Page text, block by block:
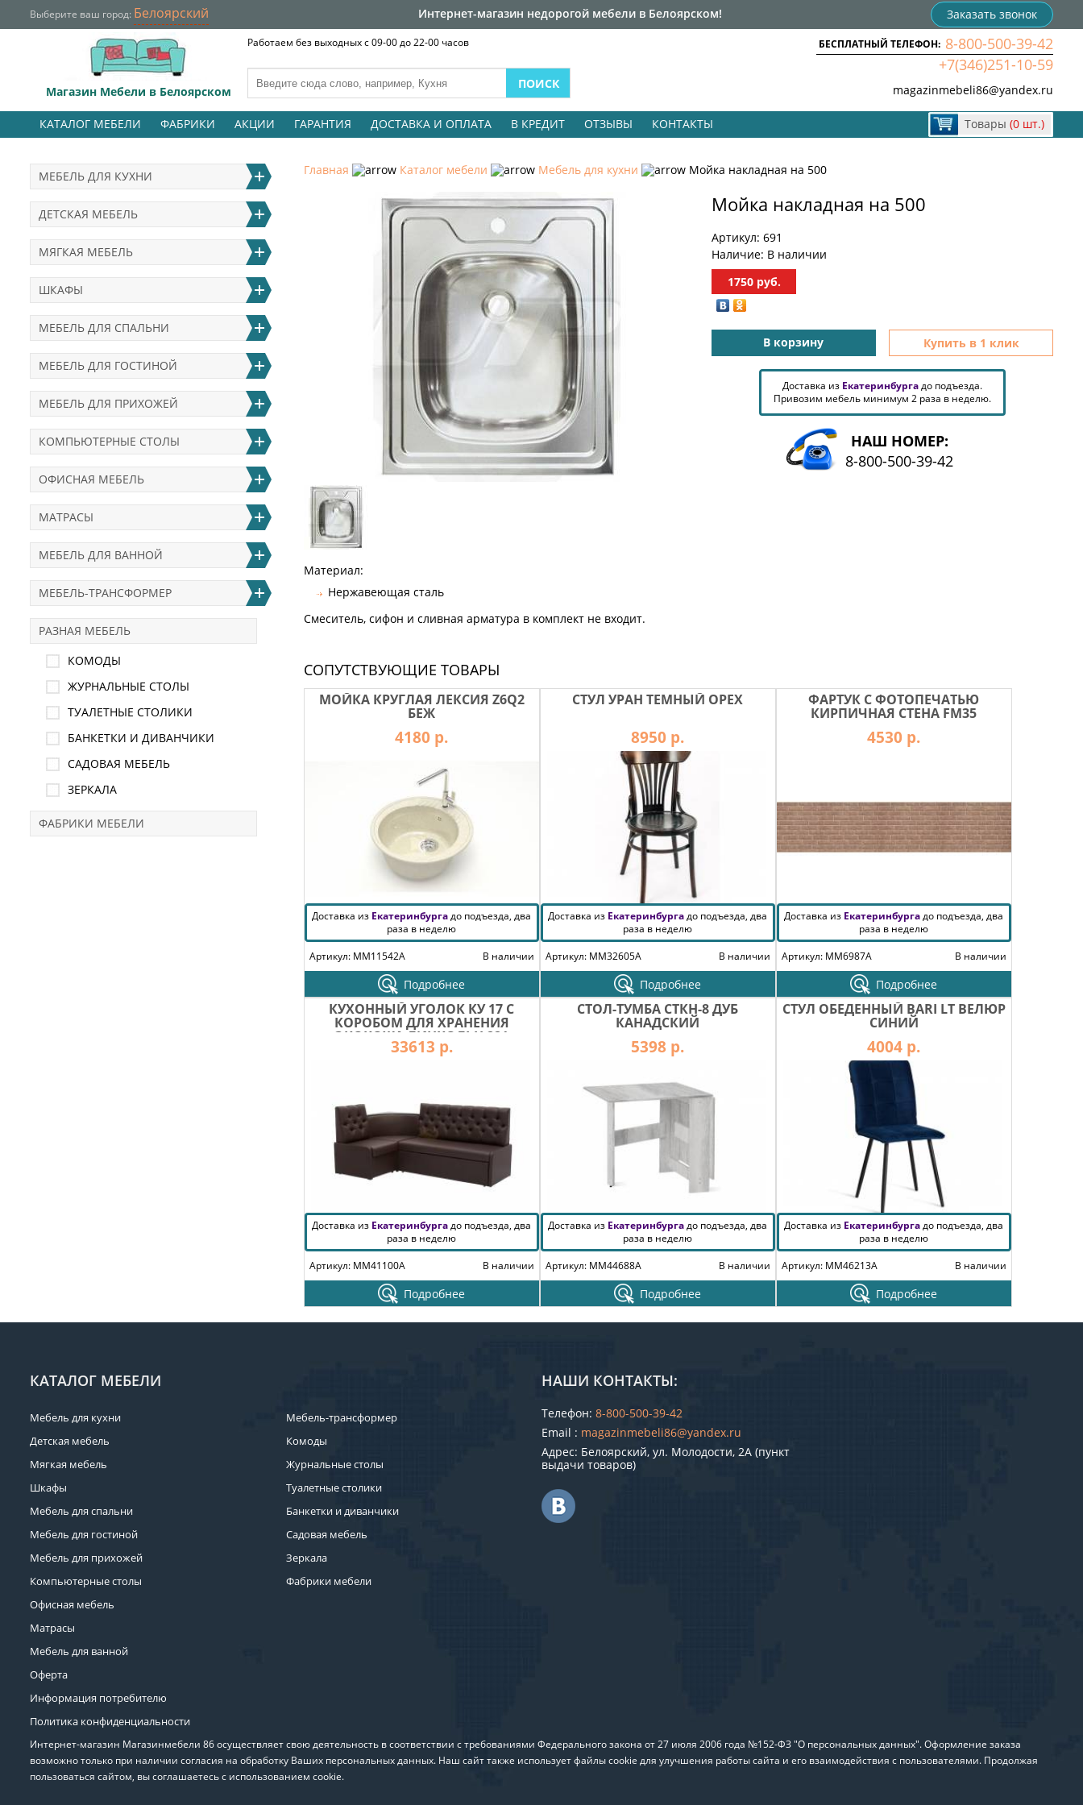
Выберите ваш город: Белоярский Интернет-магазин недорогой мебели в Белоярском! Заказать звонок
Магазин Мебели в Белоярском
БЕСПЛАТНЫЙ ТЕЛЕФОН: 8-800-500-39-42
+7(346)251-10-59
magazinmebeli86@yandex.ru
Работаем без выходных с 09-00 до 22-00 часов
КАТАЛОГ МЕБЕЛИ ФАБРИКИ АКЦИИ ГАРАНТИЯ ДОСТАВКА И ОПЛАТА В КРЕДИТ ОТЗЫВЫ КОНТАКТЫ Товары (0 шт.)
Главная Каталог мебели Мебель для кухни Мойка накладная на 500
Мойка накладная на 500
Артикул: 691
Наличие: В наличии
1750руб.
В корзину Купить в 1 клик
Доставка из Екатеринбургадо подъезда.
Привозим мебель минимум 2 раза в неделю.
НАШ НОМЕР:
8-800-500-39-42
Материал:
Нержавеющая сталь
Смеситель, сифон и сливная арматура в комплект не входит.
СОПУТСТВУЮЩИЕ ТОВАРЫ
МОЙКА КРУГЛАЯ ЛЕКСИЯ Z6Q2
БЕЖ
4180 р.
Доставка из Екатеринбургадо подъезда, два
раза в неделю
Артикул: MM11542A
В наличии
Подробнее
СТУЛ УРАН ТЕМНЫЙ ОРЕХ
8950 р.
Доставка из Екатеринбургадо подъезда, два
раза в неделю
Артикул: MM32605A
В наличии
Подробнее
ФАРТУК С ФОТОПЕЧАТЬЮ
КИРПИЧНАЯ СТЕНА FM35
4530 р.
Доставка из Екатеринбургадо подъезда, два
раза в неделю
Артикул: MM6987A
В наличии
Подробнее
КУХОННЫЙ УГОЛОК КУ 17 С
КОРОБОМ ДЛЯ ХРАНЕНИЯ
ЭКОКОЖА ЛИНКОЛЬН 221
33613 р.
Доставка из Екатеринбургадо подъезда, два
раза в неделю
Артикул: MM41100A
В наличии
Подробнее
СТОЛ-ТУМБА СТКН-8 ДУБ
КАНАДСКИЙ
5398 р.
Доставка из Екатеринбургадо подъезда, два
раза в неделю
Артикул: MM44688A
В наличии
Подробнее
СТУЛ ОБЕДЕННЫЙ BARI LT ВЕЛЮР
СИНИЙ
4004 р.
Доставка из Екатеринбургадо подъезда, два
раза в неделю
Артикул: MM46213A
В наличии
Подробнее
МЕБЕЛЬ ДЛЯ КУХНИ
ДЕТСКАЯ МЕБЕЛЬ
МЯГКАЯ МЕБЕЛЬ
ШКАФЫ
МЕБЕЛЬ ДЛЯ СПАЛЬНИ
МЕБЕЛЬ ДЛЯ ГОСТИНОЙ
МЕБЕЛЬ ДЛЯ ПРИХОЖЕЙ
КОМПЬЮТЕРНЫЕ СТОЛЫ
ОФИСНАЯ МЕБЕЛЬ
МАТРАСЫ
МЕБЕЛЬ ДЛЯ ВАННОЙ
МЕБЕЛЬ-ТРАНСФОРМЕР
РАЗНАЯ МЕБЕЛЬ
КОМОДЫ
ЖУРНАЛЬНЫЕ СТОЛЫ
ТУАЛЕТНЫЕ СТОЛИКИ
БАНКЕТКИ И ДИВАНЧИКИ
САДОВАЯ МЕБЕЛЬ
ЗЕРКАЛА
ФАБРИКИ МЕБЕЛИ
КАТАЛОГ МЕБЕЛИ
Мебель для кухни
Детская мебель
Мягкая мебель
Шкафы
Мебель для спальни
Мебель для гостиной
Мебель для прихожей
Компьютерные столы
Офисная мебель
Матрасы
Мебель для ванной
Оферта
Информация потребителю
Политика конфиденциальности
Мебель-трансформер
Комоды
Журнальные столы
Туалетные столики
Банкетки и диванчики
Садовая мебель
Зеркала
Фабрики мебели
НАШИ КОНТАКТЫ:
Телефон: 8-800-500-39-42
Email : magazinmebeli86@yandex.ru
Адрес: Белоярский, ул. Молодости, 2А (пункт
выдачи товаров)
Интернет-магазин Магазинмебели 86 осуществляет свою деятельность в соответствии с требованиями Федерального закона от 27 июля 2006 года №152-ФЗ "О персональных данных". Оформление заказа
возможно только при наличии согласия на обработку Ваших персональных данных. Наш сайт также использует файлы cookie для улучшения работы сайта и его взаимодействия с пользователями. Продолжая
пользоваться сайтом, вы соглашаетесь с использованием cookie.